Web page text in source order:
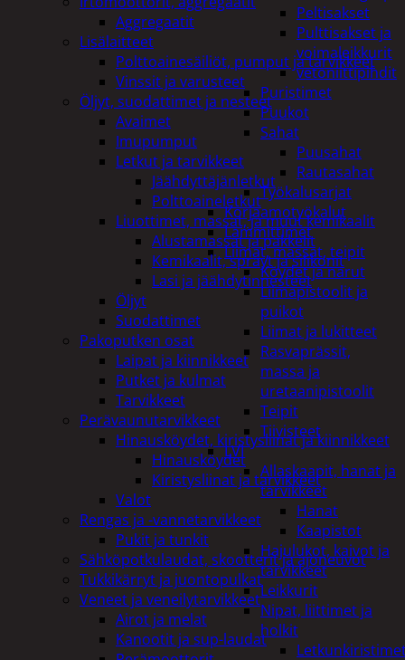
Peltisakset
Pulttisakset ja
voimaleikkurit
vetoniittipihdit
Puristimet
Puukot
Sahat
Puusahat
Rautasahat
Työkalusarjat
Korjaamotyökalut
Lämmittimet
Liimat, massat, teipit
Köydet ja narut
Liimapistoolit ja
puikot
Liimat ja lukitteet
Rasvaprässit,
massa ja
uretaanipistoolit
Teipit
Tiivisteet
LVI
Allaskaapit, hanat ja
tarvikkeet
Hanat
Kaapistot
Hajulukot, kaivot ja
tarvikkeet
Leikkurit
Nipat, liittimet ja
holkit
Aggregaatit
Lisälaitteet
Polttoainesäiliöt, pumput ja tarvikkeet
Vinssit ja varusteet
Öljyt, suodattimet ja nesteet
Avaimet
Imupumput
Letkut ja tarvikkeet
Jäähdyttäjänletkut
Polttoaineletkut
Liuottimet, massat, ja muut kemikaalit
Alustamassat ja pakkelit
Kemikaalit, sprayt ja silikonit
Lasi ja jäähdytinnesteet
Öljyt
Suodattimet
Pakoputken osat
Laipat ja kiinnikkeet
Putket ja kulmat
Tarvikkeet
Perävaunutarvikkeet
Hinausköydet, kiristysliinat ja kiinnikkeet
Hinausköydet
Kiristysliinat ja tarvikkeet
Valot
Rengas ja -vannetarvikkeet
Pukit ja tunkit
Sähköpotkulaudat, skootterit ja ajoneuvot
Tukkikärryt ja juontopulkat
Veneet ja veneilytarvikkeet
Airot ja melat
Kanootit ja sup-laudat